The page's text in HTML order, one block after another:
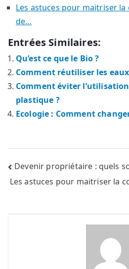
Les astuces pour maitriser la
de…
Entrées Similaires:
Qu’est ce que le Bio ?
Comment réutiliser les
Comment éviter l’utilisation
plastique ?
Ecologie : Comment
Navigation
de
l’article
Devenir propriétaire : quels
Les astuces pour maitriser la